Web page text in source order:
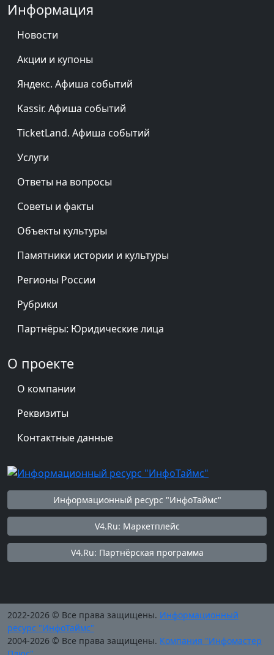
Информация
Новости
Акции и купоны
Яндекс. Афиша событий
Kassir. Афиша событий
TicketLand. Афиша событий
Услуги
Ответы на вопросы
Советы и факты
Объекты культуры
Памятники истории и культуры
Регионы России
Рубрики
Партнёры: Юридические лица
О проекте
О компании
Реквизиты
Контактные данные
Информационный ресурс "ИнфоТаймс"
V4.Ru: Маркетплейс
V4.Ru: Партнёрская программа
2022-2026 © Все права защищены. Информационный
ресурс "ИнфоТаймс"
2004-2026 © Все права защищены. Компания "Инфомастер